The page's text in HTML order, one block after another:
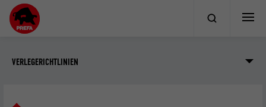
VERLEGERICHTLINIEN